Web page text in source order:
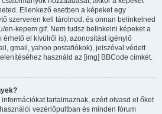
Ellenkező esetben a képeket egy
szerveren kell tárolnod, és onnan belinkelned
en-kepem.gif. Nem tudsz belinkelni képeket a
érhető el kívülről is), azonosítást igénylő
gmail, yahoo postafiókok), jelszóval védett
használd az [img] BBCode címkét.
tartalmaznak, ezért olvasd el őket
vezérlőpultban és minden fórum